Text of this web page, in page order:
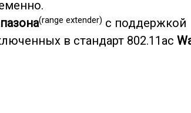
(range extender) с поддержкой
в стандарт 802.11ac